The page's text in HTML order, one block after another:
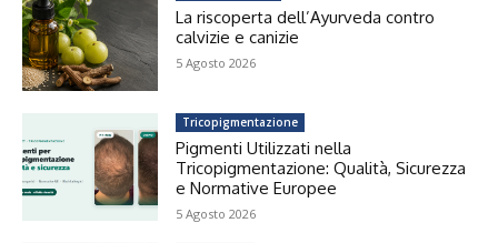
La riscoperta dell’Ayurveda contro
calvizie e canizie
5 Agosto 2026
Tricopigmentazione
Pigmenti Utilizzati nella
Tricopigmentazione: Qualità, Sicurezza
e Normative Europee
5 Agosto 2026